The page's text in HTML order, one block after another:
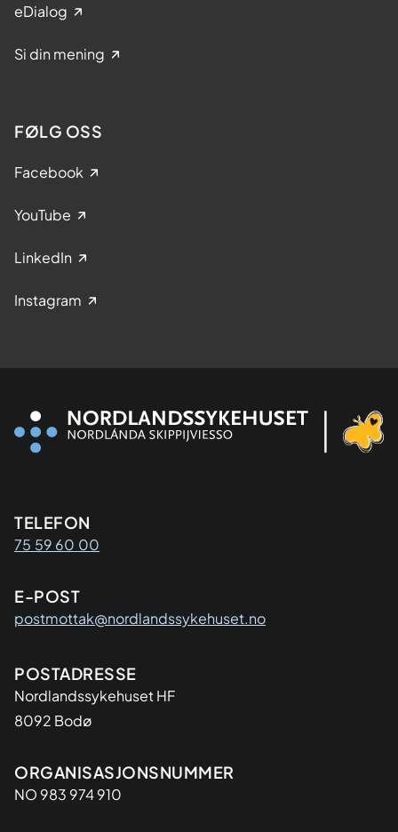
eDialog
Si din mening
FØLG OSS
Facebook
YouTube
LinkedIn
Instagram
Kontaktinformasjon
TELEFON
75 59 60 00
E-POST
postmottak@nordlandssykehuset.no
Adresse
POSTADRESSE
Nordlandssykehuset HF
8092 Bodø
Organisasjon
ORGANISASJONSNUMMER
NO 983 974 910